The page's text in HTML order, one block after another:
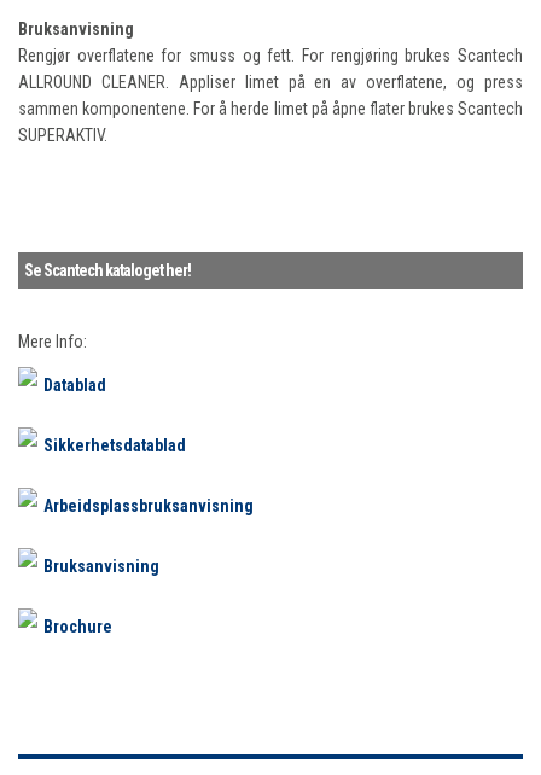
Bruksanvisning
Rengjør overflatene for smuss og fett. For rengjøring brukes Scantech
ALLROUND CLEANER. Appliser limet på en av overflatene, og press
sammen komponentene. For å herde limet på åpne flater brukes Scantech
SUPERAKTIV.
Se Scantech kataloget her!
Mere Info:
Datablad
Sikkerhetsdatablad
Arbeidsplassbruksanvisning
Bruksanvisning
Brochure